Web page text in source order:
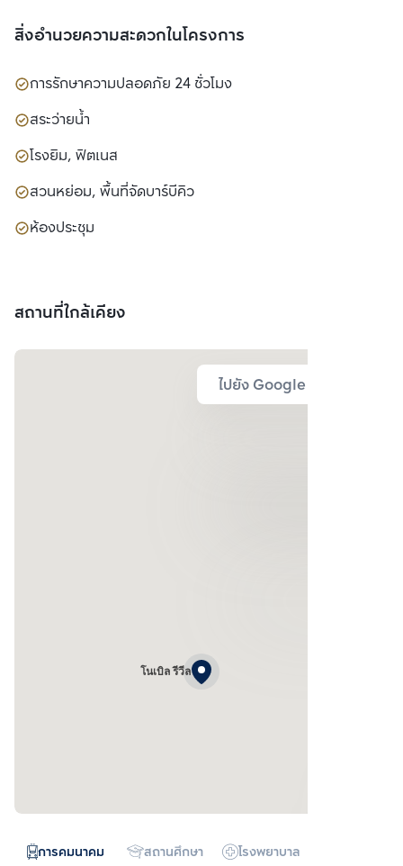
สิ่งอำนวยความสะดวกในโครงการ
การรักษาความปลอดภัย 24 ชั่วโมง
สระว่ายน้ำ
โรงยิม, ฟิตเนส
สวนหย่อม, พื้นที่จัดบาร์บีคิว
ห้องประชุม
สถานที่ใกล้เคียง
ไปยัง Google Map
โนเบิล รีวีล
การคมนาคม สถานศึกษา โรงพยาบาล